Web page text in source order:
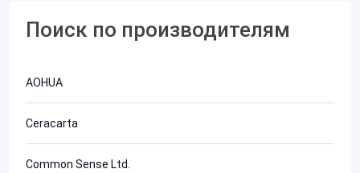
Поиск по производителям
AOHUA
Ceracarta
Common Sense Ltd.